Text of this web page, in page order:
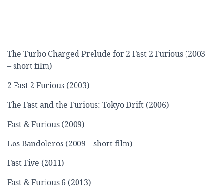
The Turbo Charged Prelude for 2 Fast 2 Furious (2003
– short film)
2 Fast 2 Furious (2003)
The Fast and the Furious: Tokyo Drift (2006)
Fast & Furious (2009)
Los Bandoleros (2009 – short film)
Fast Five (2011)
Fast & Furious 6 (2013)